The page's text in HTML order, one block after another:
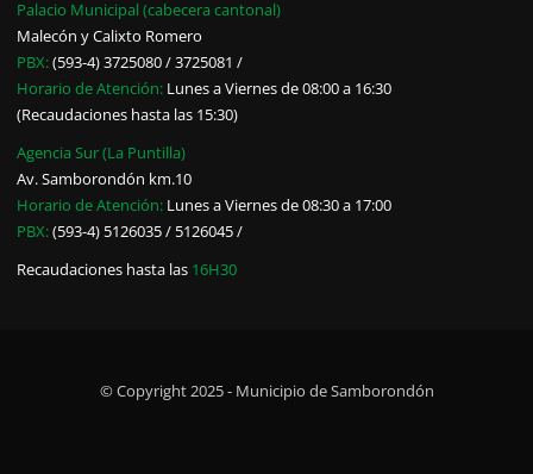
Palacio Municipal (cabecera cantonal)
Malecón y Calixto Romero
PBX:(593-4) 3725080 / 3725081 /
Horario de Atención: Lunes a Viernes de 08:00 a 16:30
(Recaudaciones hasta las 15:30)
Agencia Sur (La Puntilla)
Av. Samborondón km.10
Horario de Atención: Lunes a Viernes de 08:30 a 17:00
PBX:(593-4) 5126035 / 5126045 /
Recaudaciones hasta las 16H30
© Copyright 2025 - Municipio de Samborondón